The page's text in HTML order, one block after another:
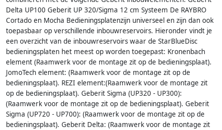
Delta UP100 Geberit UP 320/Sigma 12 cm Systeem De RAYBRO
Cortado en Mocha Bedieningsplatenzijn universeel en zijn dan ook
toepasbaar op verschillende inbouwreservoirs. Hieronder vindt je
een overzicht van de inbouwreservoirs waar de StarBlueDisc
bedieningsplaten het meest op worden toegepast: Kronenbach
element (Raamwerk voor de montage zit op de bedieningsplaat).
JomoTech element: (Raamwerk voor de montage zit op de
bedieningsplaat). REZI element:(Raamwerk voor de montage zit
op de bedieningsplaat). Geberit Sigma (UP320 - UP300):
(Raamwerk voor de montage zit op de bedieningsplaat). Geberit
Sigma (UP720 - UP700): (Raamwerk voor de montage zit op de
bedieningsplaat). Geberit Delta: (Raamwerk voor de montage zit